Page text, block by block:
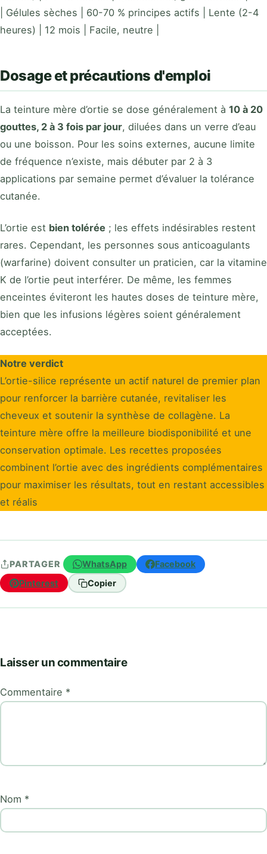
| Gélules sèches | 60-70 % principes actifs | Lente (2-4
heures) | 12 mois | Facile, neutre |
Dosage et précautions d'emploi
La teinture mère d’ortie se dose généralement à 10 à 20
gouttes, 2 à 3 fois par jour, diluées dans un verre d’eau
ou une boisson. Pour les soins externes, aucune limite
de fréquence n’existe, mais débuter par 2 à 3
applications par semaine permet d’évaluer la tolérance
cutanée.
L’ortie est bien tolérée ; les effets indésirables restent
rares. Cependant, les personnes sous anticoagulants
(warfarine) doivent consulter un praticien, car la vitamine
K de l’ortie peut interférer. De même, les femmes
enceintes éviteront les hautes doses de teinture mère,
bien que les infusions légères soient généralement
acceptées.
Notre verdict
L’ortie-silice représente un actif naturel de premier plan
pour renforcer la barrière cutanée, revitaliser les
cheveux et soutenir la synthèse de collagène. La
teinture mère offre la meilleure biodisponibilité et une
conservation optimale. Les recettes proposées
combinent l’ortie avec des ingrédients complémentaires
pour maximiser les résultats, tout en restant accessibles
et réalis
PARTAGER WhatsApp
Facebook
Pinterest
Copier
Laisser un commentaire
Commentaire *
Nom *